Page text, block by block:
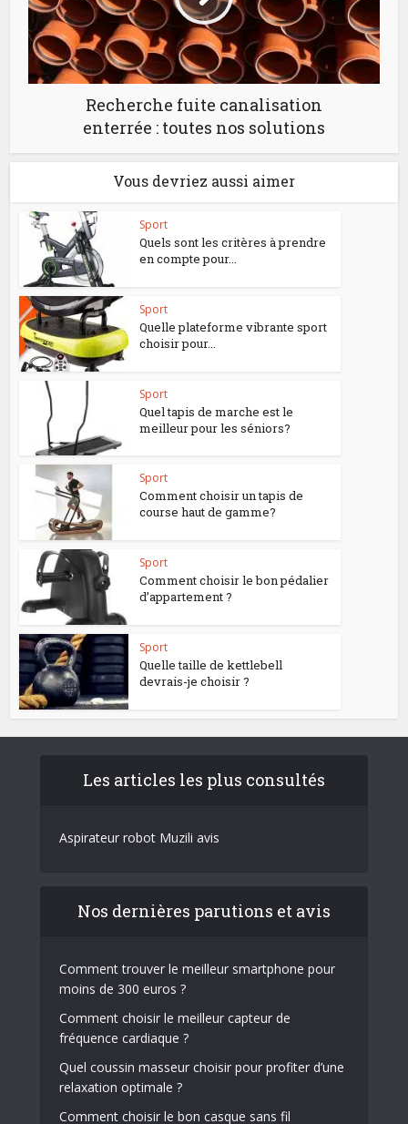
Recherche fuite canalisation
enterrée : toutes nos solutions
Vous devriez aussi aimer
Sport
Quels sont les critères à prendre
en compte pour...
Sport
Quelle plateforme vibrante sport
choisir pour...
Sport
Quel tapis de marche est le
meilleur pour les séniors?
Sport
Comment choisir un tapis de
course haut de gamme?
Sport
Comment choisir le bon pédalier
d’appartement ?
Sport
Quelle taille de kettlebell
devrais-je choisir ?
Les articles les plus consultés
Aspirateur robot Muzili avis
Nos dernières parutions et avis
Comment trouver le meilleur smartphone pour
moins de 300 euros ?
Comment choisir le meilleur capteur de
fréquence cardiaque ?
Quel coussin masseur choisir pour profiter d’une
relaxation optimale ?
Comment choisir le bon casque sans fil